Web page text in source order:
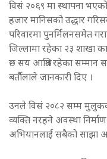
विसं २०६९ मा स्थापना
हजार मानिसको उद्धार
परिवारमा पुनर्मिलनसमेत
जिल्लामा रहेका २३ शाखा
छ सय आश्रित रहेका सम्मान
बर्तौलाले जानकारी दिए ।
उनले विसं २०८२ सम्म
व्यक्ति नरहने अवस्था
अभियानलाई सबैको साझा